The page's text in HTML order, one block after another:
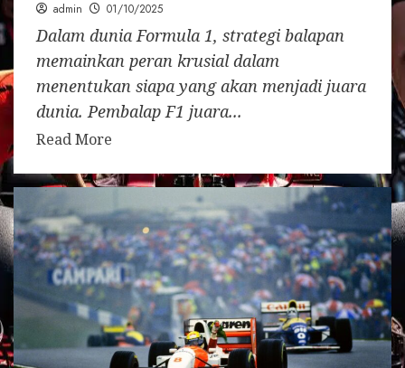
admin 01/10/2025
Dalam dunia Formula 1, strategi balapan
memainkan peran krusial dalam
menentukan siapa yang akan menjadi juara
dunia. Pembalap F1 juara...
Read More